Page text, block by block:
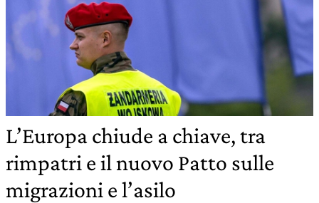
L’Europa chiude a chiave, tra
rimpatri e il nuovo Patto sulle
migrazioni e l’asilo